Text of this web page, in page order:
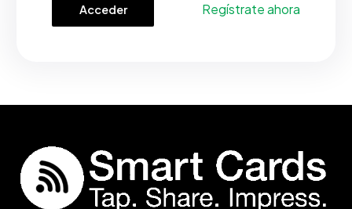
Acceder Regístrate ahora